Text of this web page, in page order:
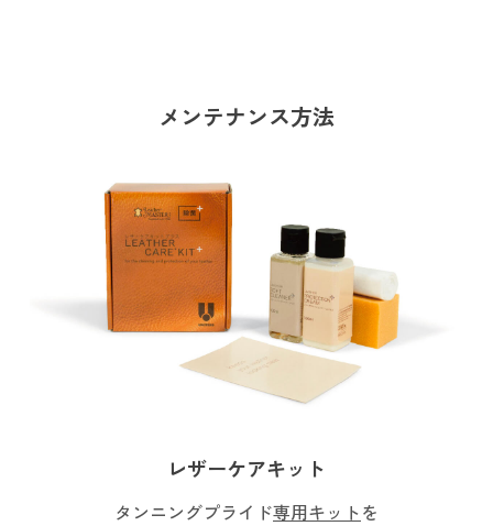
メンテナンス方法
レザーケアキット
タンニングプライド専用キットを